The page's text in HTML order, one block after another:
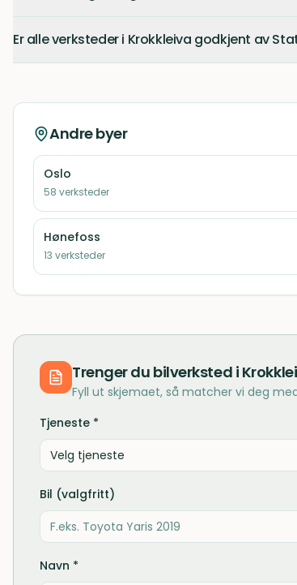
Er alle verksteder i Krokkleiva godkjent av
Andre byer
Oslo
58 verksteder
Hønefoss
13 verksteder
Trenger du bilverksted i
Fyll ut skjemaet, så matcher vi deg
Tjeneste *
Velg tjeneste
Bil (valgfritt)
Navn *